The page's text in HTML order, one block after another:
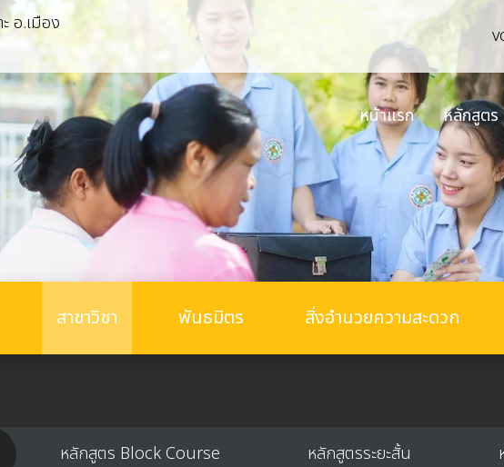
อ.เมือง
หน้าแรก หลักสูตร
สาขาวิชา พันธมิตร สิ่งอำนวยความสะดวก
หลักสูตร Block Course หลักสูตรระยะสั้น